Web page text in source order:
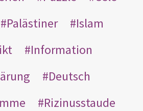
Palästiner
Islam
Information
Deutsch
Rizinusstaude